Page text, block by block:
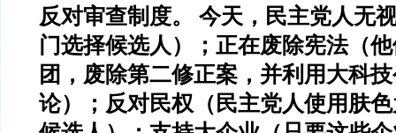
反对审查制度。 今天，民主党人无
门选择候选人）；正在废除宪法（
团，废除第二修正案，并利用大科
论）；反对民权（民主党人使用肤